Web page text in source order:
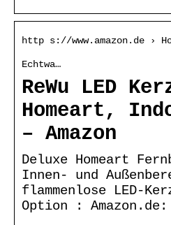
http s://www.amazon.de ›
Echtwa…
ReWu LED
Homeart,
– Amazon
Deluxe Homeart
Innen- und
flammenlose LED-
Option :